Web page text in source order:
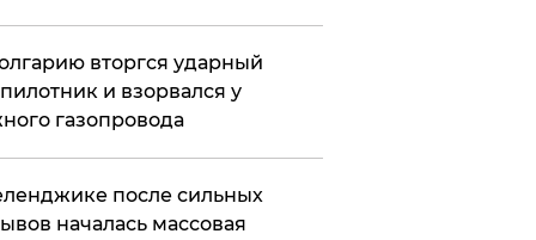
вторгся ударный
и взорвался у
газопровода
после сильных
началась массовая